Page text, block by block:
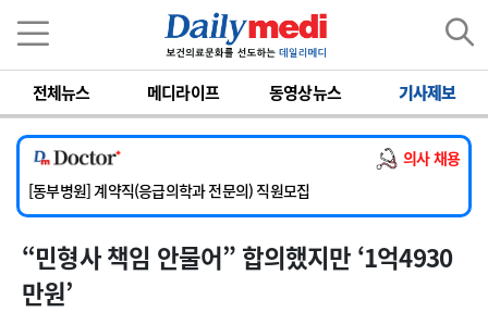
전체뉴스 메디라이프 동영상뉴스 기사제보
의사 채용
[서울아산병원] 2026년 하반기 인턴 모집
[영남대학교의료원] 마취통증의학과 임기제 임상의사 채용
[충남대학교병원] 소아청소년과(소아응급전담) 계약직 의사 공개채용
[동부병원] 계약직(응급의학과 전문의) 직원모집
[이대목동병원] 하반기 전공의(레지던트1년차) 모집
[서울아산병원] 2026년 하반기 인턴 모집
[영남대학교의료원] 마취통증의학과 임기제 임상의사 채용
“민형사 책임 안물어” 합의했지만 ‘1억4930
만원’